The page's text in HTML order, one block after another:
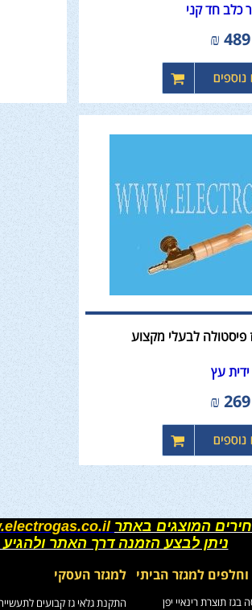
כלב חד קני
489
₪
לבעלי מקצוע
ידית עץ
269
₪
המוצגים באתר
ניתן לבצע הזמנה דרך האתר
וחלפים למגזר הביתי למגזר העסקי
בגז תוצרת רינאיי יפן
התקנת גלאי גז קבועים